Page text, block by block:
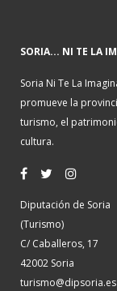
SORIA... NI TE LA
Soria Ni Te La
promueve la
turismo, el
cultura.
Diputación de Soria
(Turismo)
C/ Caballeros, 17
42002 Soria
turismo@dipsoria.es